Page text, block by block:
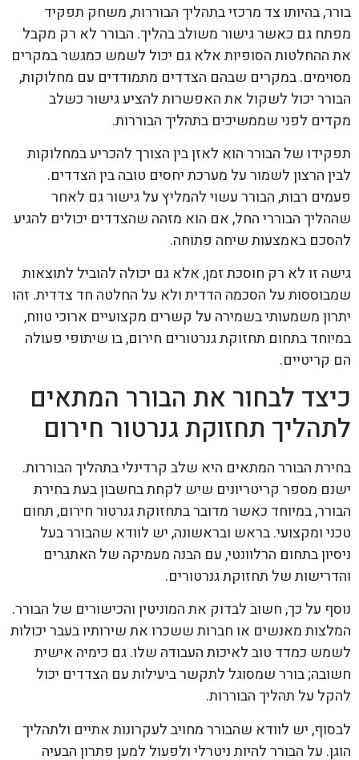
בורר, בהיותו צד מרכזי בתהליך הבוררות, משחק תפקיד
מפתח גם כאשר גישור משולב בהליך. הבורר לא רק מקבל
את ההחלטות הסופיות אלא גם יכול לשמש כמגשר במקרים
מסוימים. במקרים שבהם הצדדים מתמודדים עם מחלוקות,
הבורר יכול לשקול את האפשרות להציע גישור כשלב
מקדים לפני שממשיכים בתהליך הבוררות.
תפקידו של הבורר הוא לאזן בין הצורך להכריע במחלוקות
לבין הרצון לשמור על מערכת יחסים טובה בין הצדדים.
פעמים רבות, הבורר עשוי להמליץ על גישור גם לאחר
שההליך הבוררי החל, אם הוא מזהה שהצדדים יכולים להגיע
להסכם באמצעות שיחה פתוחה.
גישה זו לא רק חוסכת זמן, אלא גם יכולה להוביל לתוצאות
שמבוססות על הסכמה הדדית ולא על החלטה חד צדדית. זהו
יתרון משמעותי בשמירה על קשרים מקצועיים ארוכי טווח,
במיוחד בתחום תחזוקת גנרטורים חירום, בו שיתופי פעולה
הם קריטיים.
כיצד לבחור את הבורר המתאים
לתהליך תחזוקת גנרטור חירום
בחירת הבורר המתאים היא שלב קרדינלי בתהליך הבוררות.
ישנם מספר קריטריונים שיש לקחת בחשבון בעת בחירת
הבורר, במיוחד כאשר מדובר בתחזוקת גנרטור חירום, תחום
טכני ומקצועי. בראש ובראשונה, יש לוודא שהבורר בעל
ניסיון בתחום הרלוונטי, עם הבנה מעמיקה של האתגרים
והדרישות של תחזוקת גנרטורים.
נוסף על כך, חשוב לבדוק את המוניטין והכישורים של הבורר.
המלצות מאנשים או חברות ששכרו את שירותיו בעבר יכולות
לשמש כמדד טוב לאיכות העבודה שלו. גם כימיה אישית
חשובה; בורר שמסוגל לתקשר ביעילות עם הצדדים יכול
להקל על תהליך הבוררות.
לבסוף, יש לוודא שהבורר מחויב לעקרונות אתיים ולתהליך
הוגן. על הבורר להיות ניטרלי ולפעול למען פתרון הבעיה